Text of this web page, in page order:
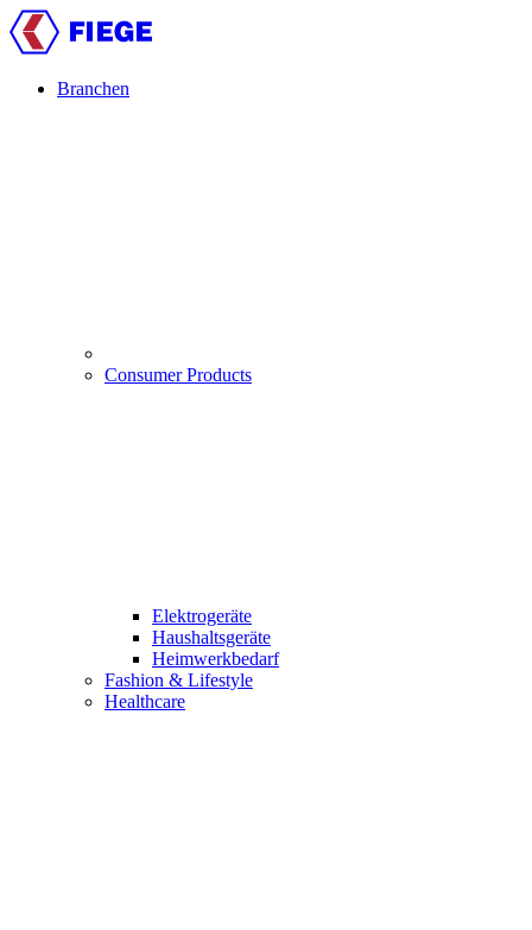
Direkt
zum
Branchen
Consumer Products
Elektrogeräte
Haushaltsgeräte
Heimwerkbedarf
Fashion & Lifestyle
Healthcare